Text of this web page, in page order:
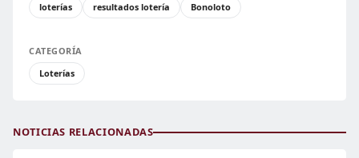
loterías
resultados lotería Bonoloto
CATEGORÍA
Loterías
NOTICIAS RELACIONADAS